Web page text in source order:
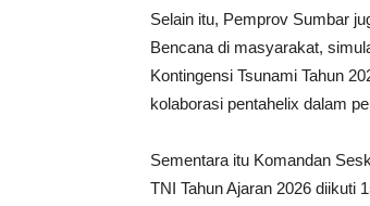
Selain itu, Pemprov Sumbar
Bencana di masyarakat,
Kontingensi Tsunami Tahun
kolaborasi pentahelix dalam
Sementara itu Komandan
TNI Tahun Ajaran 2026 diikuti